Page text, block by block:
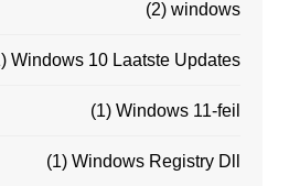
windows
(2)
Windows 10 Laatste Updates
(1)
Windows 11-feil
(1)
Windows Registry Dll
(1)